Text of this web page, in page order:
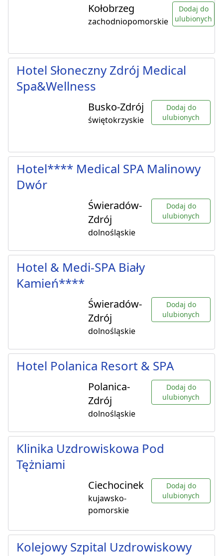
Kołobrzeg
zachodniopomorskie
Dodaj do
ulubionych
Hotel Słoneczny Zdrój Medical
Spa&Wellness
Busko-Zdrój
świętokrzyskie
Dodaj do
ulubionych
Hotel**** Medical SPA Malinowy
Dwór
Świeradów-
Zdrój
dolnośląskie
Dodaj do
ulubionych
Hotel & Medi-SPA Biały
Kamień****
Świeradów-
Zdrój
dolnośląskie
Dodaj do
ulubionych
Hotel Polanica Resort & SPA
Polanica-
Zdrój
dolnośląskie
Dodaj do
ulubionych
Klinika Uzdrowiskowa Pod
Tężniami
Ciechocinek
kujawsko-
pomorskie
Dodaj do
ulubionych
Kolejowy Szpital Uzdrowiskowy